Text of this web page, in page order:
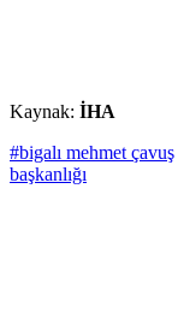
Kaynak: İHA
#bigalı mehmet çavuş
başkanlığı